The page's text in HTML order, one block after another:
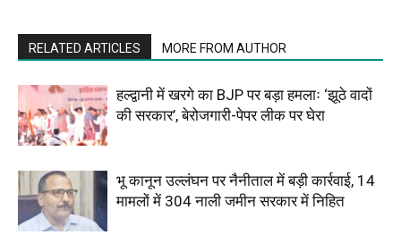
RELATED ARTICLES MORE FROM AUTHOR
हल्द्वानी में खरगे का BJP पर बड़ा हमलाः ‘झूठे वादों
की सरकार’, बेरोजगारी-पेपर लीक पर घेरा
भू कानून उल्लंघन पर नैनीताल में बड़ी कार्रवाई, 14
मामलों में 304 नाली जमीन सरकार में निहित